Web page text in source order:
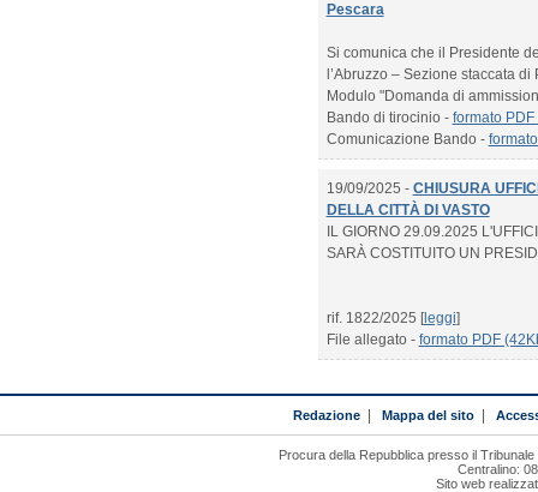
Pescara
Si comunica che il Presidente
l’Abruzzo – Sezione staccata
Modulo "Domanda di
Bando di tirocinio - formato
Comunicazione Bando -
19/09/2025 - CHIUSURA
DELLA CITTÀ DI VASTO
IL GIORNO 29.09.2025
SARÀ COSTITUITO UN
rif. 1822/2025 [leggi]
File allegato - formato PDF
Redazione Mappa del sito
Procura della Repubblica presso il
Centralino:
Sito web